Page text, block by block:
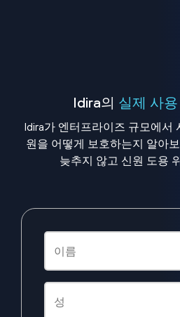
Idira의 실제 사용
Idira가 엔터프라이즈 규모에서
원을 어떻게 보호하는지 알아
늦추지 않고 신원 도용